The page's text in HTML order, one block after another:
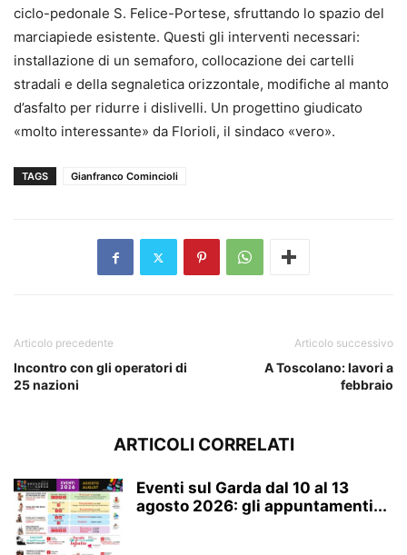
ciclo-pedonale S. Felice-Portese, sfruttando lo spazio del
marciapiede esistente. Questi gli interventi necessari:
installazione di un semaforo, collocazione dei cartelli
stradali e della segnaletica orizzontale, modifiche al manto
d’asfalto per ridurre i dislivelli. Un progettino giudicato
«molto interessante» da Florioli, il sindaco «vero».
TAGS Gianfranco Comincioli
Articolo precedente
Incontro con gli operatori di
25 nazioni
Articolo successivo
A Toscolano: lavori a
febbraio
ARTICOLI CORRELATI
Eventi sul Garda dal 10 al 13
agosto 2026: gli appuntamenti...